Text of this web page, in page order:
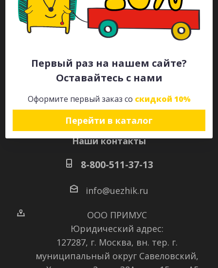
Первый раз на нашем сайте?
Оставайтесь с нами
Оформите первый заказ со скидкой 10%
Перейти в каталог
Каталог
Будьте всегда в курсе!
Наши контакты
8-800-511-37-13
info@uezhik.ru
ООО ПРИМУС
Юридический адрес:
127287, г. Москва, вн. тер. г.
муниципальный округ Савеловский,